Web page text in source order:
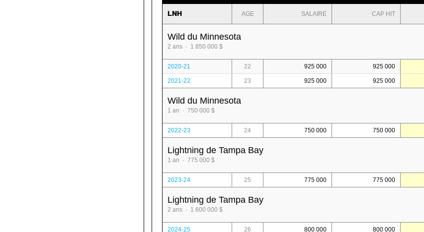
LNH AGE SALAIRE CAP HIT
Wild du Minnesota
2 ans · 1 850 000 $
2020-21 22 925 000 925 000
2021-22 23 925 000 925 000
Wild du Minnesota
1 an · 750 000 $
2022-23 24 750 000 750 000
Lightning de Tampa Bay
1 an · 775 000 $
2023-24 25 775 000 775 000
Lightning de Tampa Bay
2 ans · 1 600 000 $
2024-25 26 800 000 800 000